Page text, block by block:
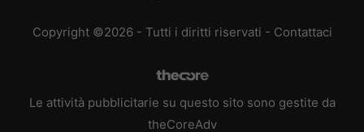
Copyright ©2026 - Tutti i diritti riservati - Contattaci
Le attività pubblicitarie su questo sito sono gestite da
theCoreAdv